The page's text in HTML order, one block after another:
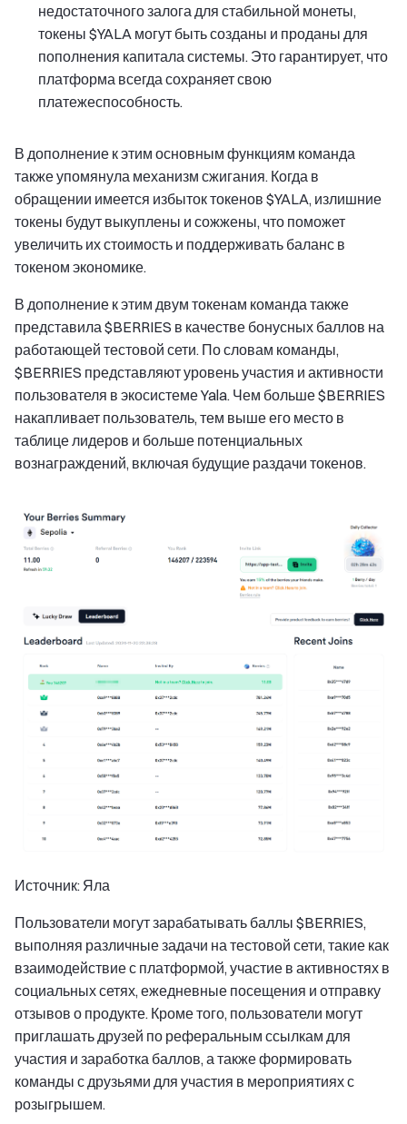
недостаточного залога для стабильной монеты,
токены $YALA могут быть созданы и проданы для
пополнения капитала системы. Это гарантирует, что
платформа всегда сохраняет свою
платежеспособность.
В дополнение к этим основным функциям команда
также упомянула механизм сжигания. Когда в
обращении имеется избыток токенов $YALA, излишние
токены будут выкуплены и сожжены, что поможет
увеличить их стоимость и поддерживать баланс в
токеном экономике.
В дополнение к этим двум токенам команда также
представила $BERRIES в качестве бонусных баллов на
работающей тестовой сети. По словам команды,
$BERRIES представляют уровень участия и активности
пользователя в экосистеме Yala. Чем больше $BERRIES
накапливает пользователь, тем выше его место в
таблице лидеров и больше потенциальных
вознаграждений, включая будущие раздачи токенов.
Источник: Яла
Пользователи могут зарабатывать баллы $BERRIES,
выполняя различные задачи на тестовой сети, такие как
взаимодействие с платформой, участие в активностях в
социальных сетях, ежедневные посещения и отправку
отзывов о продукте. Кроме того, пользователи могут
приглашать друзей по реферальным ссылкам для
участия и заработка баллов, а также формировать
команды с друзьями для участия в мероприятиях с
розыгрышем.